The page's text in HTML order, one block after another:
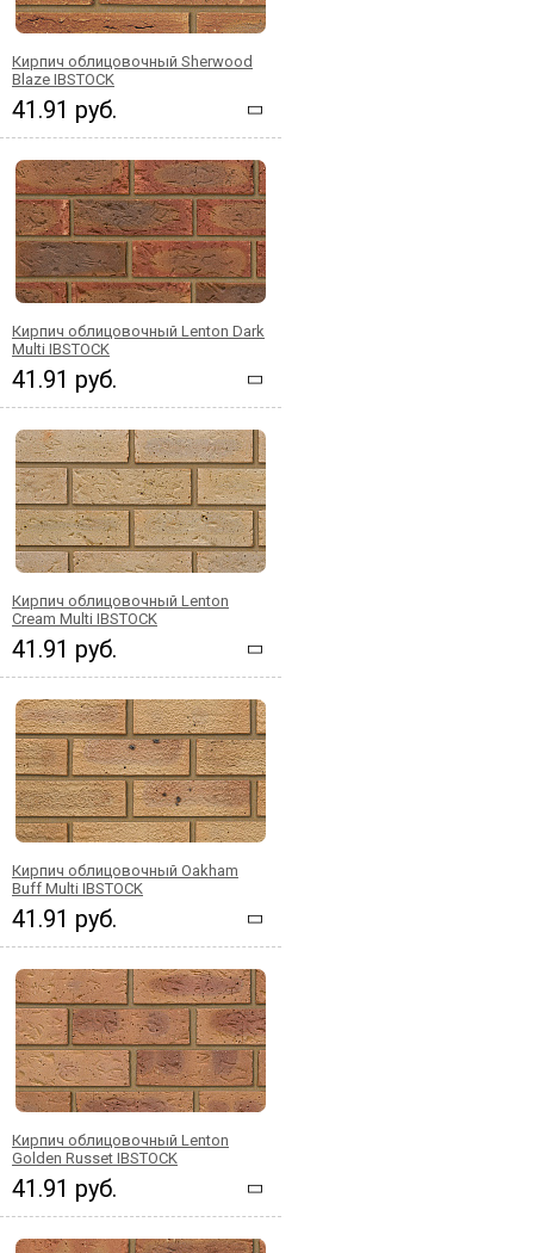
Кирпич облицовочный Sherwood
Blaze IBSTOCK
41.91 руб.
Кирпич облицовочный Lenton Dark
Multi IBSTOCK
41.91 руб.
Кирпич облицовочный Lenton
Cream Multi IBSTOCK
41.91 руб.
Кирпич облицовочный Oakham
Buff Multi IBSTOCK
41.91 руб.
Кирпич облицовочный Lenton
Golden Russet IBSTOCK
41.91 руб.